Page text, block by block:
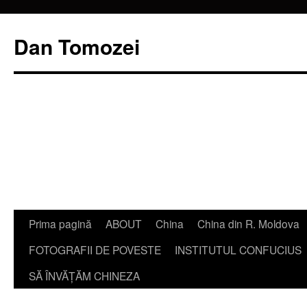
Dan Tomozei
Sari
conținut
Prima pagină ABOUT China
China din R. Moldova
FOTOGRAFII DE POVESTE
INSTITUTUL CONFUCIUS
SĂ ÎNVĂŢĂM CHINEZA